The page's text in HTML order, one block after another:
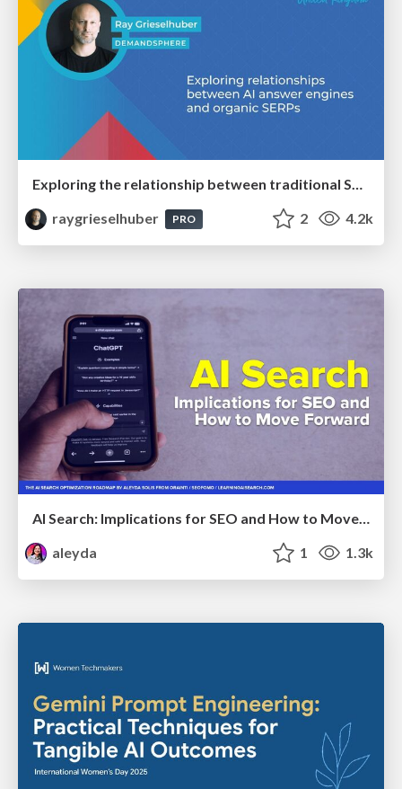
Exploring the relationship between traditional SERPs and Gen AI search
raygrieselhuber
PRO 2 4.2k
AI Search: Implications for SEO and How to Move Forward - #ShenzhenSEOConference
aleyda
1 1.3k